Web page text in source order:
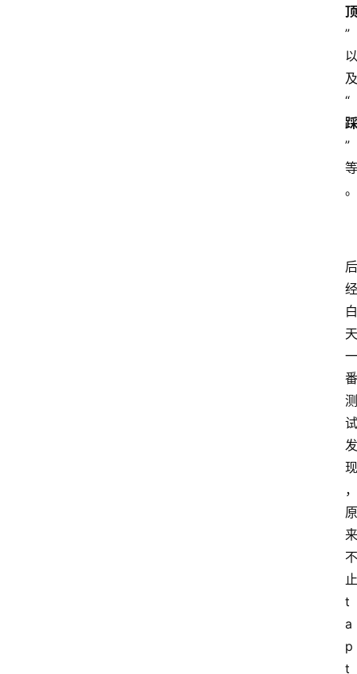
顶
”
以
及
“
踩
”
等
。
后
经
白
天
一
番
测
试
发
现
，
原
来
不
止
t
a
p
t